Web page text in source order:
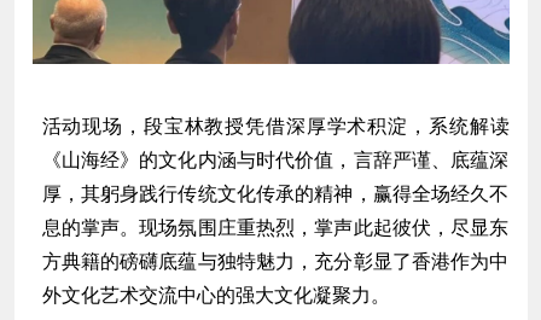
活动现场，段宝林教授凭借深厚学术积淀，系统解读
《山海经》的文化内涵与时代价值，言辞严谨、底蕴深
厚，其躬身践行传统文化传承的精神，赢得全场经久不
息的掌声。现场氛围庄重热烈，掌声此起彼伏，尽显东
方典籍的磅礴底蕴与独特魅力，充分彰显了香港作为中
外文化艺术交流中心的强大文化凝聚力。